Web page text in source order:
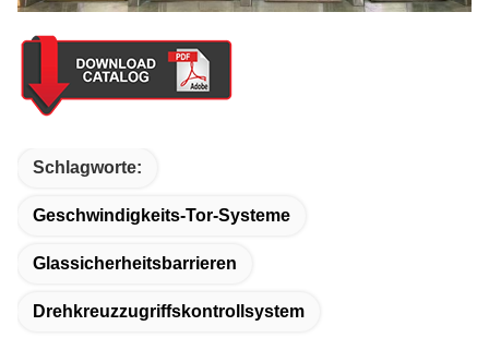
Schlagworte:
Geschwindigkeits-Tor-Systeme
Glassicherheitsbarrieren
Drehkreuzzugriffskontrollsystem